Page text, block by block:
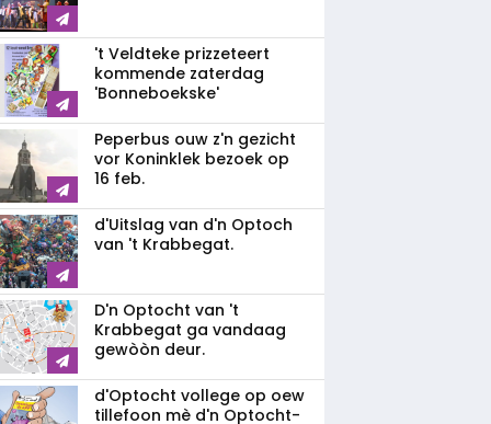
't Veldteke prizzeteert
kommende zaterdag
'Bonneboekske'
Peperbus ouw z'n gezicht
vor Koninklek bezoek op
16 feb.
d'Uitslag van d'n Optoch
van 't Krabbegat.
D'n Optocht van 't
Krabbegat ga vandaag
gewòòn deur.
d'Optocht vollege op oew
tillefoon mè d'n Optocht-